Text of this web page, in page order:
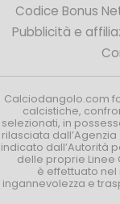
Codice Bonus
Pubblicità e
Calciodangolo.com
calcistiche,
selezionati, in
rilasciata
indicato dall’Autorità
delle proprie Linee
è effettuato nel
ingannevolezza e